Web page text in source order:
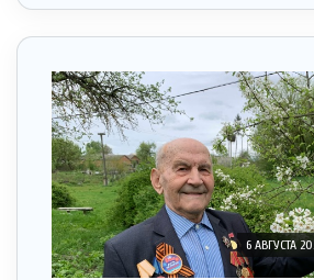
6 АВГУСТА